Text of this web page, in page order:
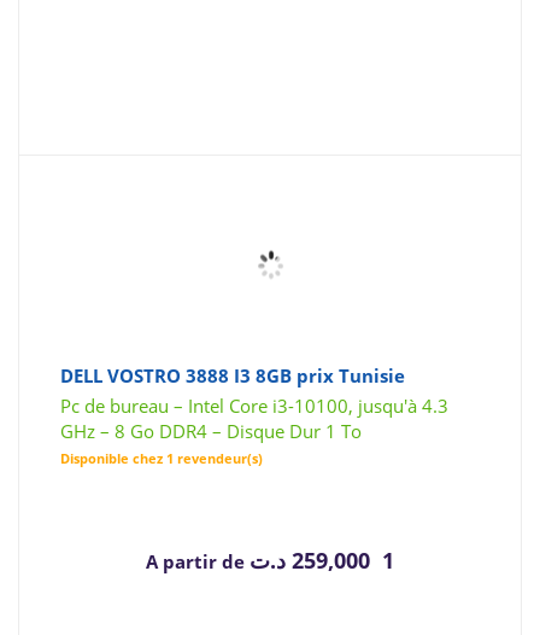
DELL VOSTRO 3888 I3 8GB prix Tunisie
Pc de bureau – Intel Core i3-10100, jusqu'à 4.3
GHz – 8 Go DDR4 – Disque Dur 1 To
Disponible chez 1 revendeur(s)
A partir de 1 259,000 د.ت